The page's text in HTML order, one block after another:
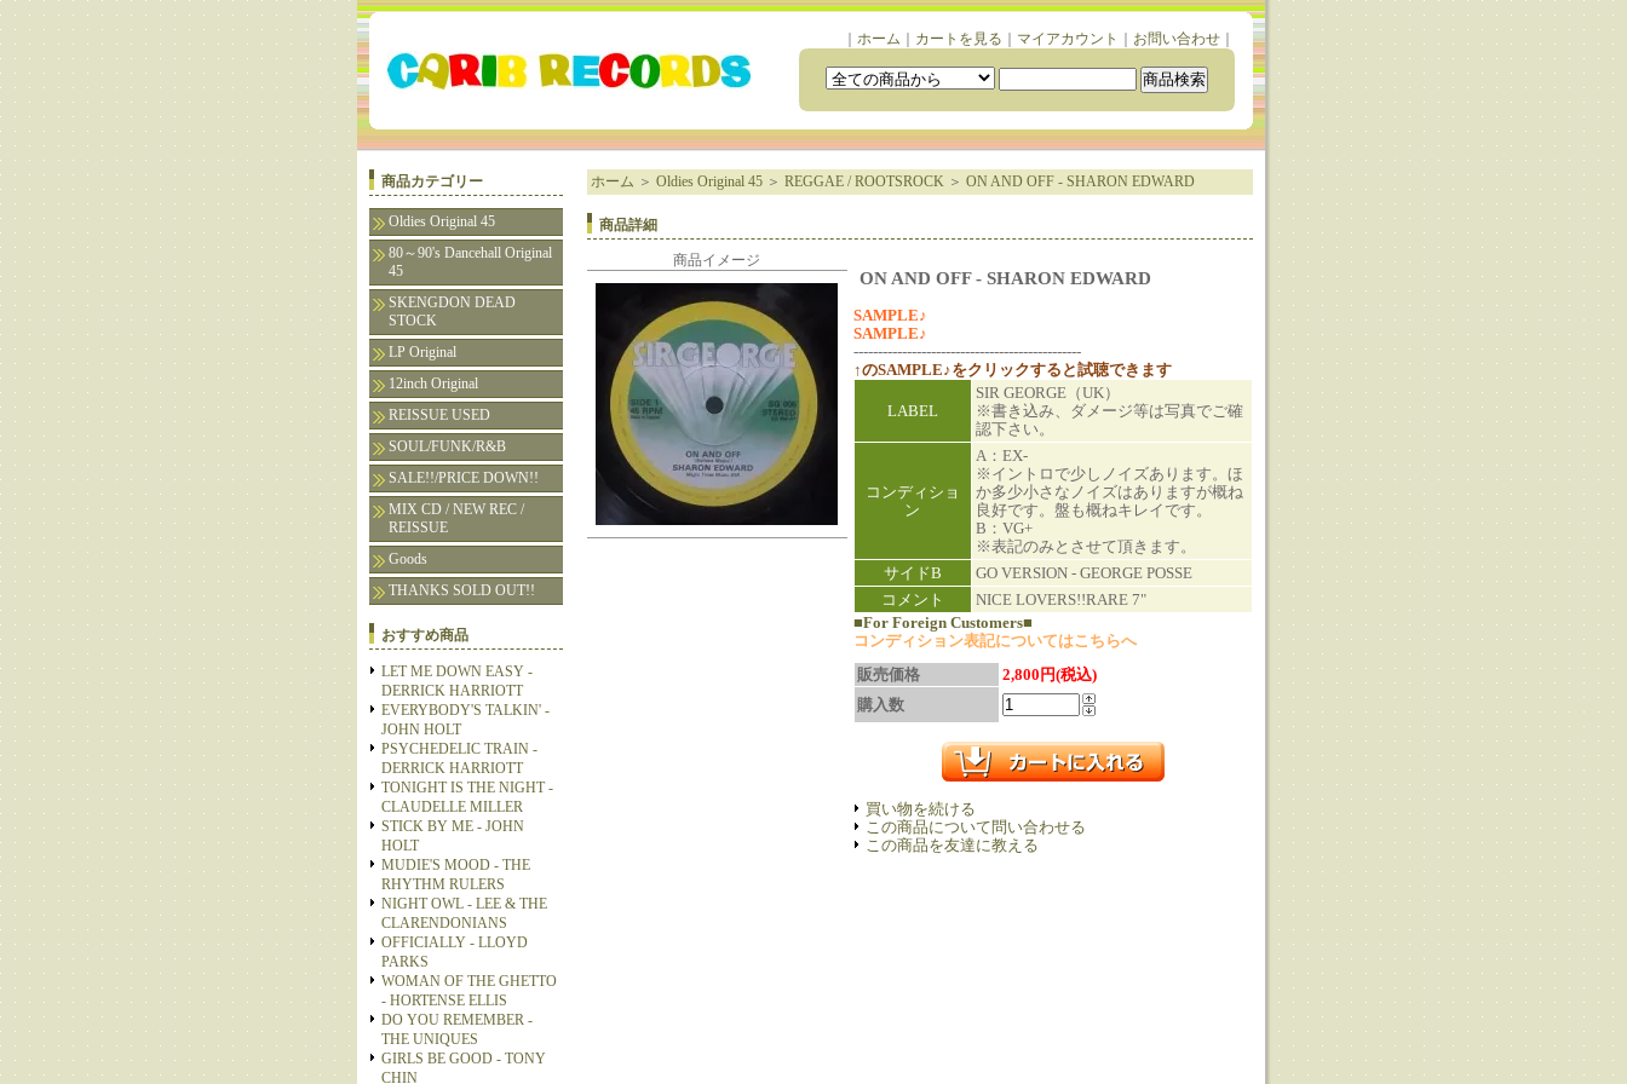
ホーム カートを見る マイアカウント お問い合わせ｜
商品カテゴリー
Oldies Original 45
80～90's Dancehall Original
45
SKENGDON DEAD
STOCK
LP Original
12inch Original
REISSUE USED
SOUL/FUNK/R&B
SALE!!/PRICE DOWN!!
MIX CD / NEW REC /
REISSUE
Goods
THANKS SOLD OUT!!
おすすめ商品
LET ME DOWN EASY -
DERRICK HARRIOTT
EVERYBODY'S TALKIN' -
JOHN HOLT
PSYCHEDELIC TRAIN -
DERRICK HARRIOTT
TONIGHT IS THE NIGHT -
CLAUDELLE MILLER
STICK BY ME - JOHN
HOLT
MUDIE'S MOOD - THE
RHYTHM RULERS
NIGHT OWL - LEE & THE
CLARENDONIANS
OFFICIALLY - LLOYD
PARKS
WOMAN OF THE GHETTO
- HORTENSE ELLIS
DO YOU REMEMBER -
THE UNIQUES
GIRLS BE GOOD - TONY
CHIN
ホーム ＞ Oldies Original 45＞ REGGAE / ROOTSROCK＞ ON AND OFF - SHARON EDWARD
商品詳細
商品イメージ
ON AND OFF - SHARON EDWARD
SAMPLE♪
SAMPLE♪
-----------------------------------------------
↑のSAMPLE♪をクリックすると試聴できます
LABEL
SIR GEORGE（UK）
※書き込み、ダメージ等は写真でご確
認下さい。
コンディショ
ン
A：EX-
※イントロで少しノイズあります。ほ
か多少小さなノイズはありますが概ね
良好です。盤も概ねキレイです。
B：VG+
※表記のみとさせて頂きます。
サイドB
GO VERSION - GEORGE POSSE
コメント
NICE LOVERS!!RARE 7"
■For Foreign Customers■
コンディション表記についてはこちらへ
販売価格
2,800円(税込)
購入数
買い物を続ける
この商品について問い合わせる
この商品を友達に教える